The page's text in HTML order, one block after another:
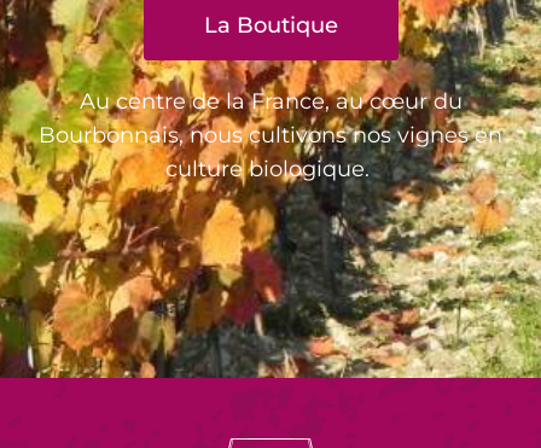
La Boutique
Au centre de la France, au cœur du
Bourbonnais, nous cultivons nos vignes en
culture biologique.